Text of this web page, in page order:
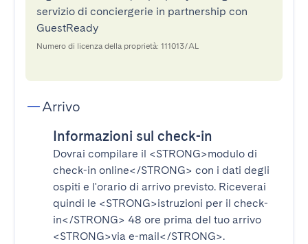
servizio di conciergerie in partnership con
GuestReady
Numero di licenza della proprietà: 111013/AL
Arrivo
Informazioni sul check-in
Dovrai compilare il <STRONG>modulo di
check-in online</STRONG> con i dati degli
ospiti e l'orario di arrivo previsto. Riceverai
quindi le <STRONG>istruzioni per il check-
in</STRONG> 48 ore prima del tuo arrivo
<STRONG>via e-mail</STRONG>.